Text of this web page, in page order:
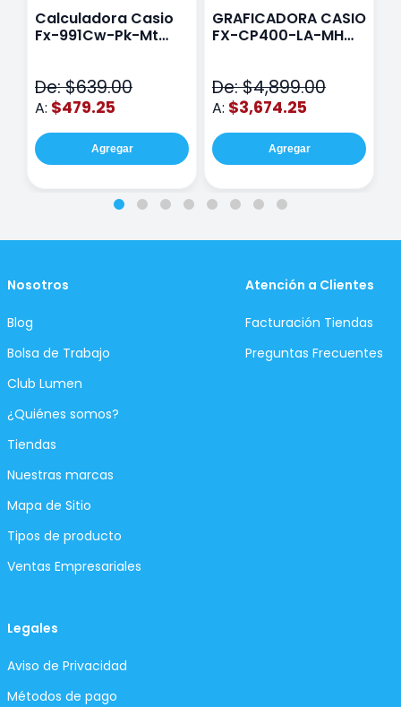
Calculadora Casio
Fx-991Cw-Pk-Mt
De: $639.00
A: $479.25
Agregar
GRAFICADORA CASIO
FX-CP400-LA-MH
De: $4,899.00
A: $3,674.25
Agregar
Nosotros
Blog
Bolsa de Trabajo
Club Lumen
¿Quiénes somos?
Tiendas
Nuestras marcas
Mapa de Sitio
Tipos de producto
Ventas Empresariales
Atención a Clientes
Facturación Tiendas
Preguntas Frecuentes
Legales
Aviso de Privacidad
Métodos de pago